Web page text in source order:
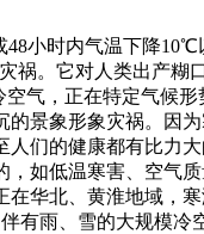
时内气温下降10℃
。它对人类出产糊
气，正在特定气候
景象形象灾祸。因
们的健康都有比力
如低温寒害、空气
华北、黄淮地域，
有雨、雪的大规模